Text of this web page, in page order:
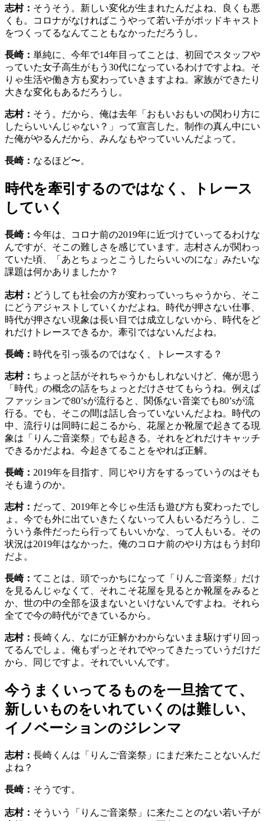
志村： そうそう。新しい変化が生まれたんだよね、良くも悪
くも。コロナがなければこうやって若い子がポッドキャスト
をつくってるなんてこともなかっただろうし。
長崎： 単純に、今年で14年目ってことは、初回でスタッフや
っていた女子高生がもう30代になっているわけですよね。そ
りゃ生活や働き方も変わっていきますよね。家族ができたり
大きな変化もあるだろうし。
志村： そう。だから、俺は去年「おもいおもいの関わり方に
したらいいんじゃない？」って宣言した。制作の真ん中にい
た俺がやるんだから、みんなもやっていいんだよって。
長崎： なるほど〜。
時代を牽引するのではなく、トレース
していく
長崎： 今年は、コロナ前の2019年に近づけていってるわけな
んですが、そこの難しさを感じています。志村さんが関わっ
ていた頃、「あとちょっとこうしたらいいのにな」みたいな
課題は何かありましたか？
志村： どうしても社会の方が変わっていっちゃうから、そこ
にどうアジャストしていくかだよね。時代が押さない仕事、
時代が押さない現象は長い目では成立しないから、時代をど
れだけトレースできるか。牽引ではないんだよね。
長崎： 時代を引っ張るのではなく、トレースする？
志村： ちょっと話がそれちゃうかもしれないけど、俺が思う
「時代」の概念の話をちょっとだけさせてもらうね。例えば
ファッションで80’sが流行ると、関係ない音楽でも80’sが流
行る。でも、そこの間は話し合っていないんだよね。時代の
中、流行りは同時に起こるから、花屋とか靴屋で起きてる現
象は「りんご音楽祭」でも起きる。それをどれだけキャッチ
できるかだよね。今起きてることをやれば正解。
長崎： 2019年を目指す、同じやり方をするっていうのはそも
そも違うのか。
志村： だって、2019年と今じゃ生活も遊び方も変わったでし
ょ。今でも外に出ていきたくないって人もいるだろうし、こ
ういう条件だったら行ってもいいかな、って人もいる。その
状況は2019年はなかった。俺のコロナ前のやり方はもう封印
だよ。
長崎： てことは、頭でっかちになって「りんご音楽祭」だけ
を見るんじゃなくて、それこそ花屋を見るとか靴屋をみると
か、世の中の全部を汲まないといけないんですよね。それら
全てで今の時代ができているから。
志村： 長崎くん、なにが正解かわからないまま駆けずり回っ
てるんでしょ。俺もずっとそれでやってきたっていうだけだ
から、同じですよ。それでいいんです。
今うまくいってるものを一旦捨てて、
新しいものをいれていくのは難しい、
イノベーションのジレンマ
志村： 長崎くんは「りんご音楽祭」にまだ来たことないんだ
よね？
長崎： そうです。
志村： そういう「りんご音楽祭」に来たことのない若い子が